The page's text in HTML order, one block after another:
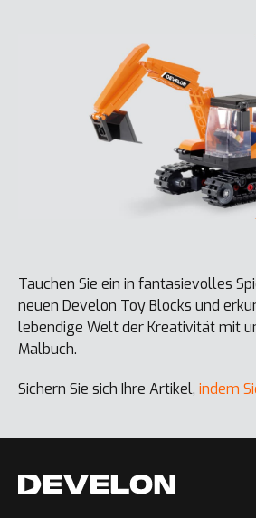
Tauchen Sie ein in fantasievolles
neuen Develon Toy Blocks und
lebendige Welt der Kreativität mit
Malbuch.
Sichern Sie sich Ihre Artikel, indem